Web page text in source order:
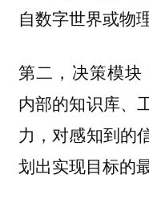
自数字世界或物
第二，决策模块
内部的知识库、
力，对感知到的
划出实现目标的